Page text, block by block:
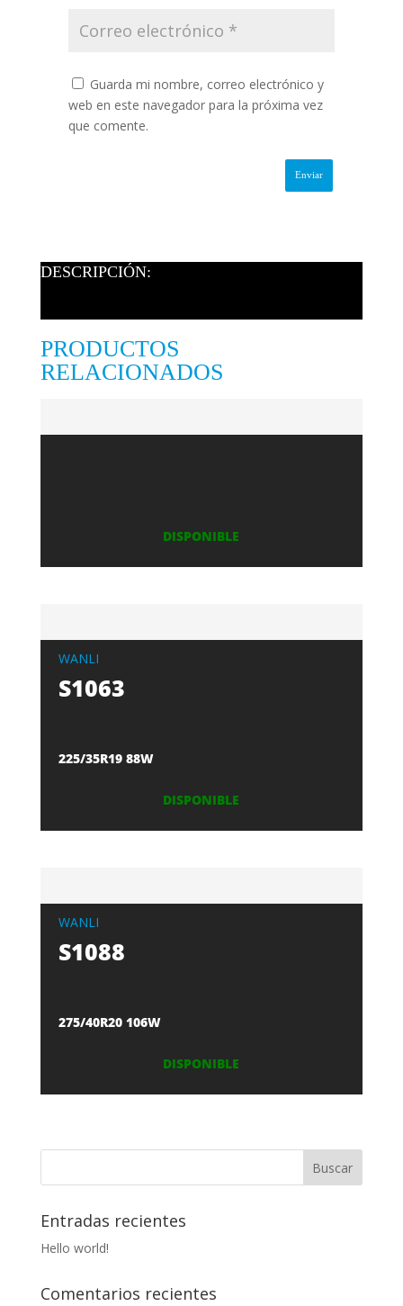
Guarda mi nombre, correo electrónico y
web en este navegador para la próxima vez
que comente.
DESCRIPCIÓN:
PRODUCTOS
RELACIONADOS
DISPONIBLE
WANLI
S1063
225/35R19 88W
DISPONIBLE
WANLI
S1088
275/40R20 106W
DISPONIBLE
Entradas recientes
Hello world!
Comentarios recientes